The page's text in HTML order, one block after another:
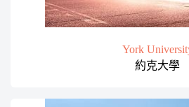
York
約克大學